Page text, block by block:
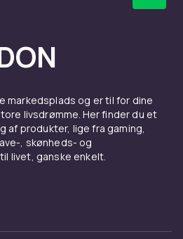
markedsplads og er til for dine
livsdrømme. Her finder du et
af produkter, lige fra gaming,
, skønheds- og
livet, ganske enkelt.